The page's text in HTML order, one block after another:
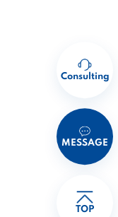
Consulting
MESSAGE
TOP